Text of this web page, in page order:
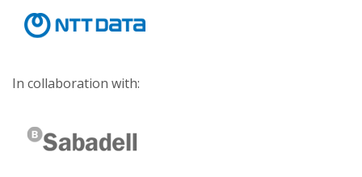
In collaboration with: